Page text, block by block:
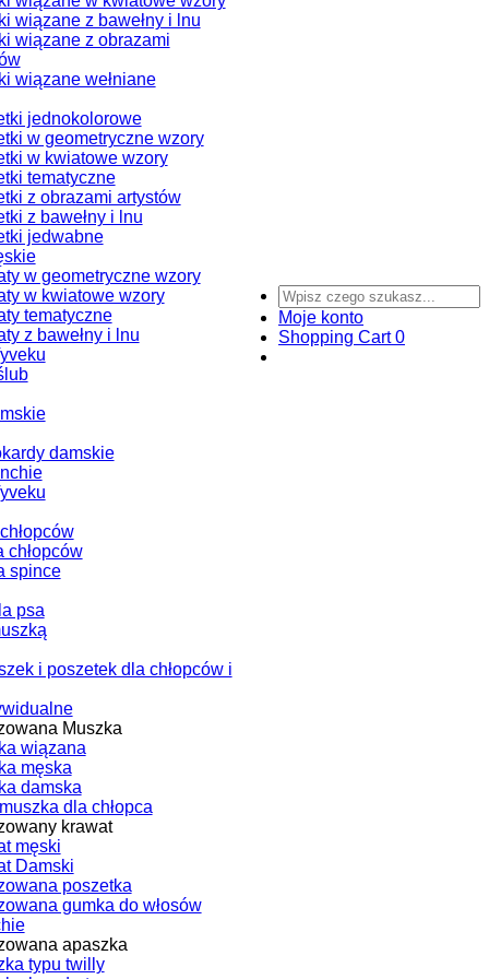
wiązane z bawełny i lnu
wiązane z obrazami
wiązane wełniane
jednokolorowe
w geometryczne wzory
w kwiatowe wzory
tematyczne
z obrazami artystów
z bawełny i lnu
jedwabne
w geometryczne wzory
w kwiatowe wzory
tematyczne
z bawełny i lnu
damskie
chłopców
spince
psa
i poszetek dla chłopców i
Muszka
wiązana
męska
damska
dla chłopca
krawat
męski
Damski
poszetka
gumka do włosów
apaszka
typu twilly
Moje konto
Shopping Cart 0